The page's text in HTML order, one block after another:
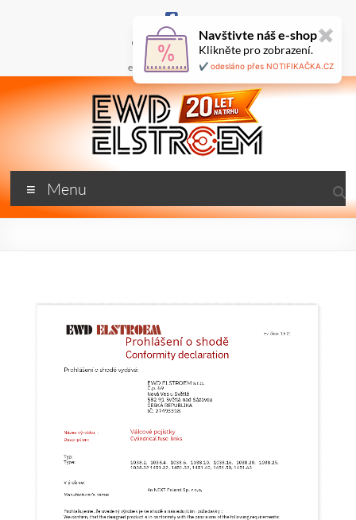
+420 777 687 800
ewd@ewdel.cz
🇬🇧
ewdel.cz
…
Menu
Navštivte náš e-shop✖
Klikněte pro zobrazení.
✔️ odesláno přes NOTIFIKAČKA.CZ